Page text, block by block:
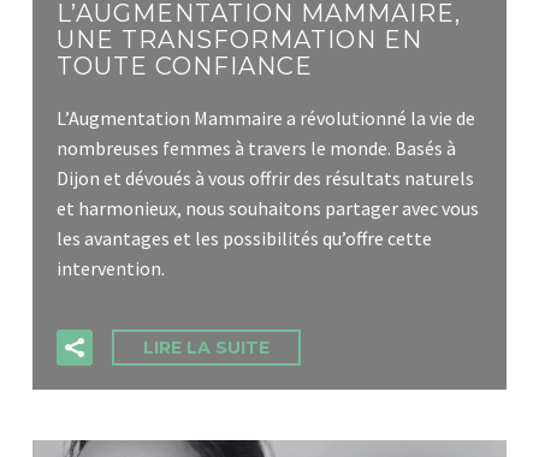
L’AUGMENTATION MAMMAIRE,
UNE TRANSFORMATION EN
TOUTE CONFIANCE
L’Augmentation Mammaire a révolutionné la vie de
nombreuses femmes à travers le monde. Basés à
Dijon et dévoués à vous offrir des résultats naturels
et harmonieux, nous souhaitons partager avec vous
les avantages et les possibilités qu’offre cette
intervention.
LIRE LA SUITE